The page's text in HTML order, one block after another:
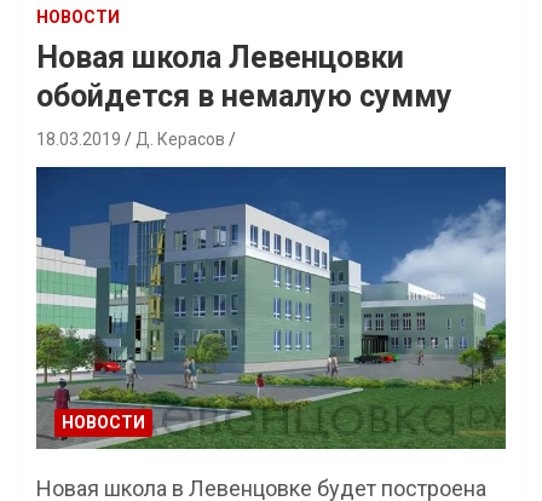
НОВОСТИ
Новая школа Левенцовки
обойдется в немалую сумму
18.03.2019 Д. Керасов
НОВОСТИ
Новая школа в Левенцовке будет построена